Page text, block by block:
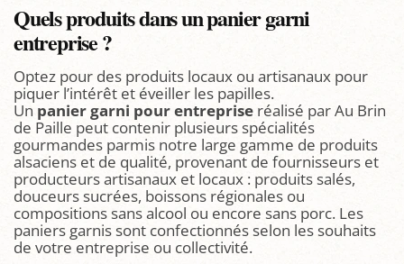
Quels produits dans un panier garni
entreprise ?
Optez pour des produits locaux ou artisanaux pour
piquer l’intérêt et éveiller les papilles.
Unpanier garni pour entreprise réalisé par Au Brin
de Paille peut contenir plusieurs spécialités
gourmandes parmis notre large gamme de produits
alsaciens et de qualité, provenant de fournisseurs et
producteurs artisanaux et locaux : produits salés,
douceurs sucrées, boissons régionales ou
compositions sans alcool ou encore sans porc. Les
paniers garnis sont confectionnés selon les souhaits
de votre entreprise ou collectivité.